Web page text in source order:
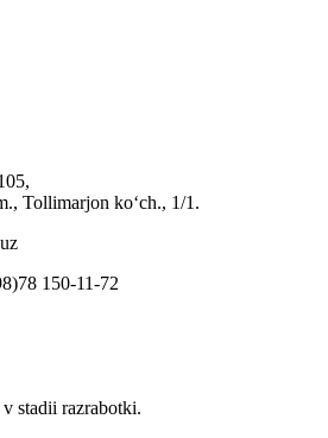
Tollimarjon koʻch., 1/1.
150-11-72
stadii razrabotki.